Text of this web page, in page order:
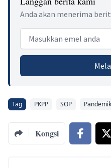
Anda akan menerima
Email address
Tag PKPP SOP Pandemik
Kongsi